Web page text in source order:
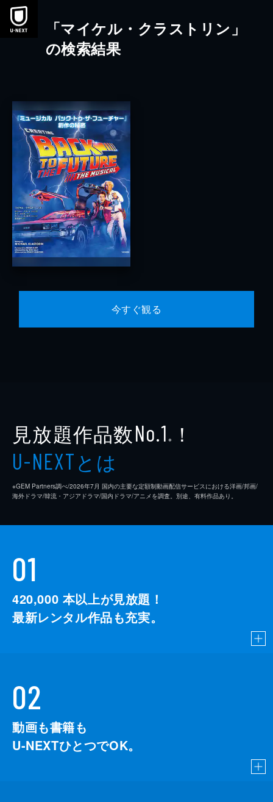
本文へスキップ
「マイケル・クラストリン」
の検索結果
今すぐ観る
見放題作品数No.1 ※ ！
U-NEXTとは
※GEM Partners調べ/2026年7⽉ 国内の主要な定額制動画配信サービスにおける洋画/邦画/
海外ドラマ/韓流・アジアドラマ/国内ドラマ/アニメを調査。別途、有料作品あり。
01
420,000 本以上が見放題！
最新レンタル作品も充実。
02
動画も書籍も
U-NEXTひとつでOK。